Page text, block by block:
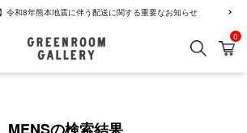
令和8年熊本地震に伴う配送に関する重要なお知らせ
検索 カ
0